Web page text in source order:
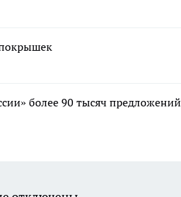
более 90 тысяч предложений